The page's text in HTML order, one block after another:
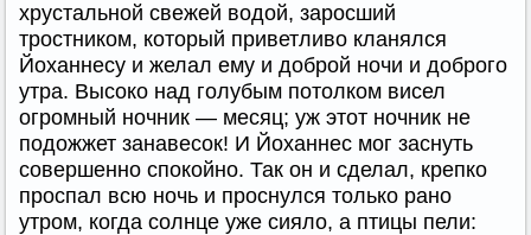
хрустальной свежей водой, заросший
тростником, который приветливо кланялся
Йоханнесу и желал ему и доброй ночи и доброго
утра. Высоко над голубым потолком висел
огромный ночник — месяц; уж этот ночник не
подожжет занавесок! И Йоханнес мог заснуть
совершенно спокойно. Так он и сделал, крепко
проспал всю ночь и проснулся только рано
утром, когда солнце уже сияло, а птицы пели: